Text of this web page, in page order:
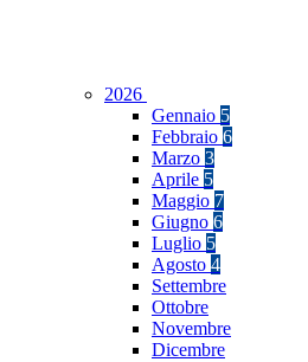
2026
Gennaio 5
Febbraio 6
Marzo 3
Aprile 5
Maggio 7
Giugno 6
Luglio 5
Agosto 4
Settembre
Ottobre
Novembre
Dicembre